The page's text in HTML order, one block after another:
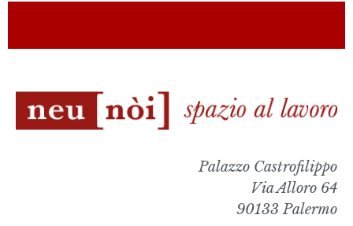
Palazzo Castrofilippo
Via Alloro 64
90133 Palermo